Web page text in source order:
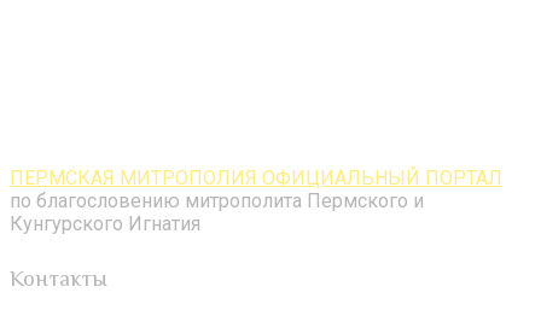
ПЕРМСКАЯ МИТРОПОЛИЯ ОФИЦИАЛЬНЫЙ ПОРТАЛ
по благословению митрополита Пермского и
Кунгурского Игнатия
Контакты